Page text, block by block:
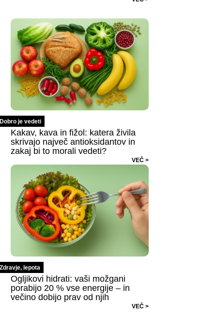
Dobro je vedeti
Kakav, kava in fižol: katera živila
skrivajo največ antioksidantov in
zakaj bi to morali vedeti?
VEČ >
Zdravje, lepota
Ogljikovi hidrati: vaši možgani
porabijo 20 % vse energije – in
večino dobijo prav od njih
VEČ >